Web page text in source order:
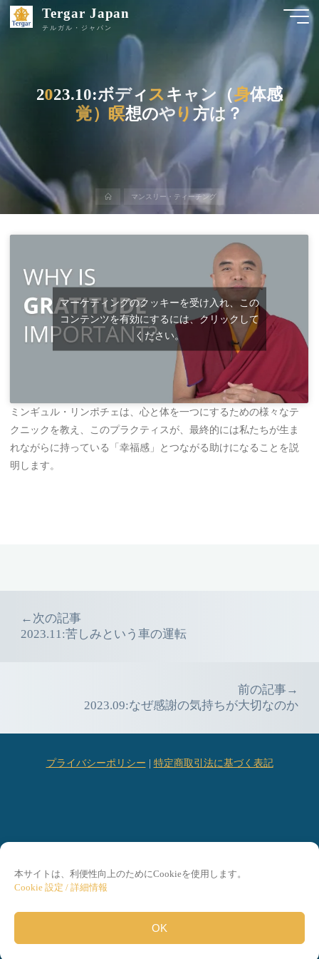
本サイトは、利便性向上のためにCookieを使用します。
Cookie 設定 / 詳細情報
OK
Tergar Japan
テルガル・ジャパン
20
023.10:ボディス
ス キ ャ ン （身
身体感
覚
覚） 瞑
瞑想のや り
り 方は ？
ム
マンスリー・ティーチング
マーケティングのクッキーを受け入れ、この
コンテンツを有効にするには、クリックして
ください。
ミンギュル・リンポチェは、心と体を一つにするための様々なテ
クニックを教え、このプラクティスが、最終的には私たちが生ま
れながらに持っている「幸福感」とつながる助けになることを説
明します。
Event
navigation
←次の記事
2023.11:苦しみという車の運転
前の記事→
2023.09:なぜ感謝の気持ちが大切なのか
プライバシーポリシー | 特定商取引法に基づく表記
©2026 Tergar Japan